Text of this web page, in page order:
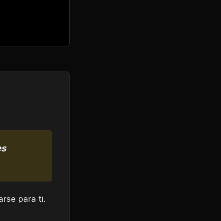
para ti.